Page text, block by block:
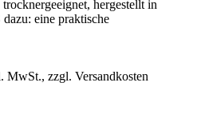
hergestellt in
eine praktische
MwSt., zzgl. Versandkosten